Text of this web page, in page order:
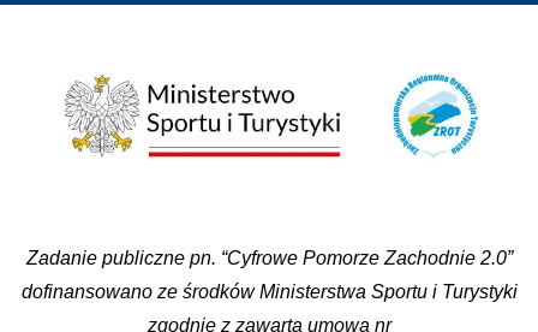
Zadanie publiczne pn. “Cyfrowe Pomorze Zachodnie 2.0”
dofinansowano ze środków Ministerstwa Sportu i Turystyki
zgodnie z zawartą umową nr